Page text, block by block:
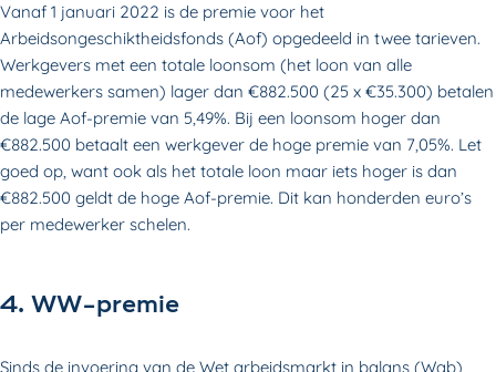
Vanaf 1 januari 2022 is de premie voor het
Arbeidsongeschiktheidsfonds (Aof) opgedeeld in twee tarieven.
Werkgevers met een totale loonsom (het loon van alle
medewerkers samen) lager dan €882.500 (25 x €35.300) betalen
de lage Aof-premie van 5,49%. Bij een loonsom hoger dan
€882.500 betaalt een werkgever de hoge premie van 7,05%. Let
goed op, want ook als het totale loon maar iets hoger is dan
€882.500 geldt de hoge Aof-premie. Dit kan honderden euro’s
per medewerker schelen.
4. WW-premie
Sinds de invoering van de Wet arbeidsmarkt in balans (Wab)